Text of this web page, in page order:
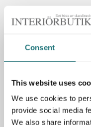
Consent
This website uses
We use cookies to
provide social media
We also share
Spara som favorit
Artikelnummer